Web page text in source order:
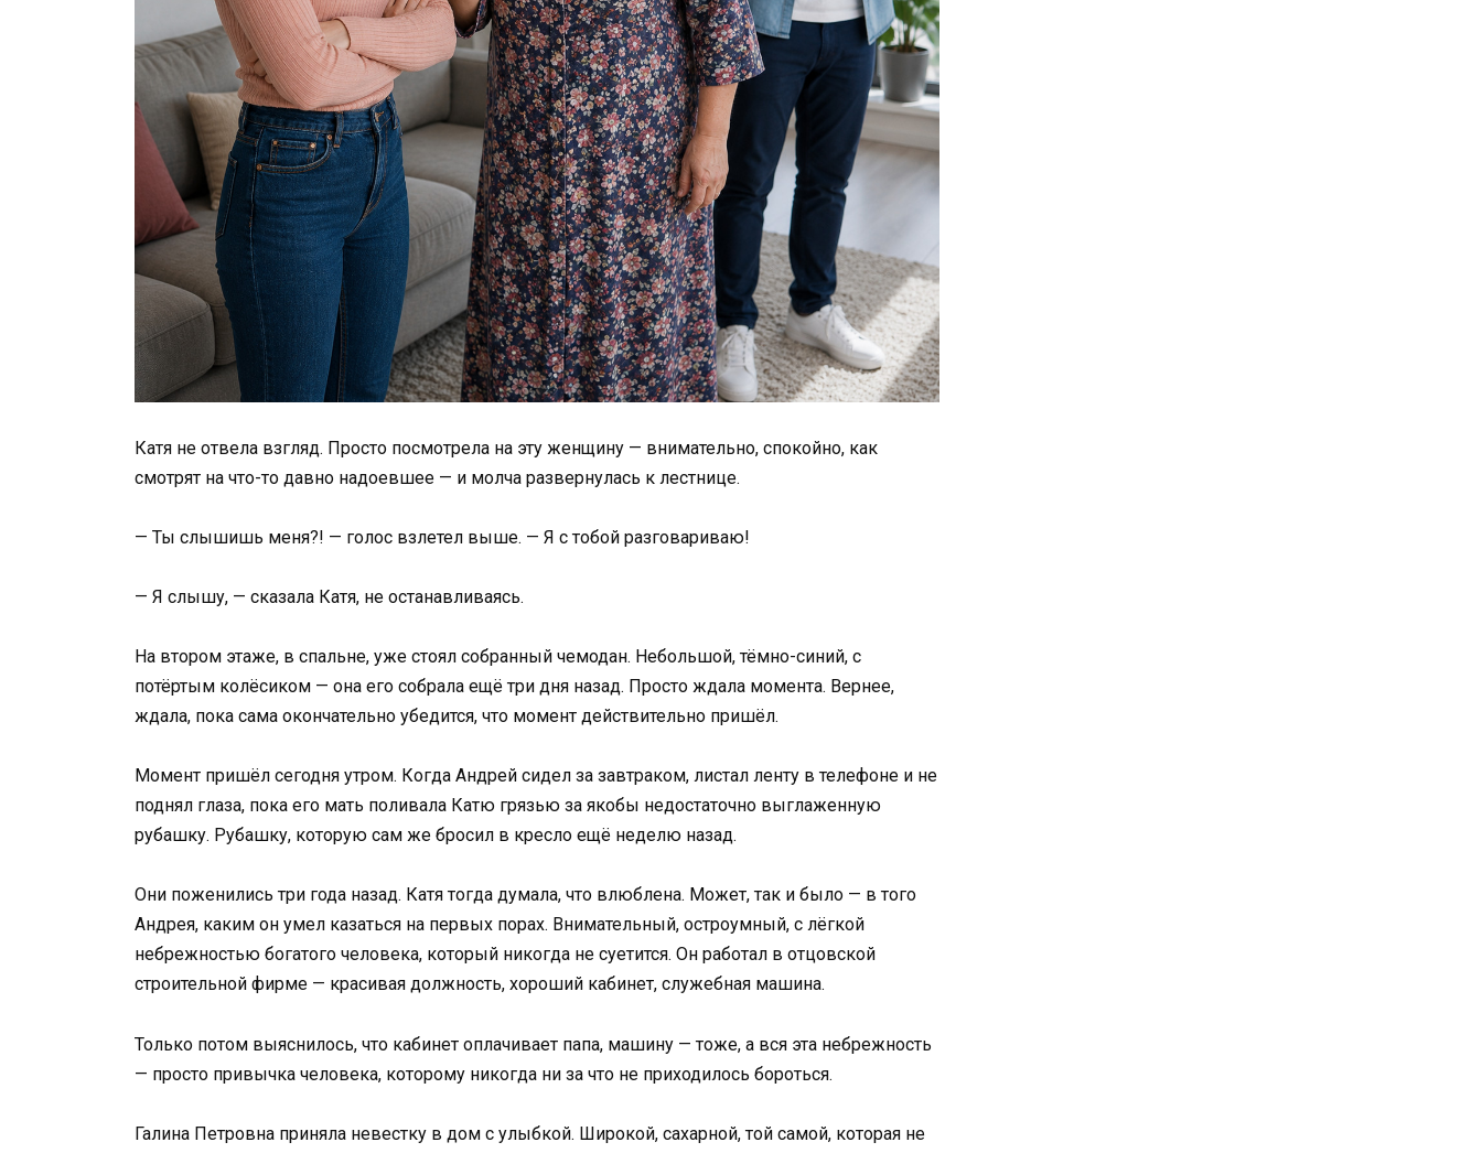
Катя не отвела взгляд. Просто посмотрела на эту женщину — внимательно, спокойно, как
смотрят на что-то давно надоевшее — и молча развернулась к лестнице.
— Ты слышишь меня?! — голос взлетел выше. — Я с тобой разговариваю!
— Я слышу, — сказала Катя, не останавливаясь.
На втором этаже, в спальне, уже стоял собранный чемодан. Небольшой, тёмно-синий, с
потёртым колёсиком — она его собрала ещё три дня назад. Просто ждала момента. Вернее,
ждала, пока сама окончательно убедится, что момент действительно пришёл.
Момент пришёл сегодня утром. Когда Андрей сидел за завтраком, листал ленту в телефоне и не
поднял глаза, пока его мать поливала Катю грязью за якобы недостаточно выглаженную
рубашку. Рубашку, которую сам же бросил в кресло ещё неделю назад.
Они поженились три года назад. Катя тогда думала, что влюблена. Может, так и было — в того
Андрея, каким он умел казаться на первых порах. Внимательный, остроумный, с лёгкой
небрежностью богатого человека, который никогда не суетится. Он работал в отцовской
строительной фирме — красивая должность, хороший кабинет, служебная машина.
Только потом выяснилось, что кабинет оплачивает папа, машину — тоже, а вся эта небрежность
— просто привычка человека, которому никогда ни за что не приходилось бороться.
Галина Петровна приняла невестку в дом с улыбкой. Широкой, сахарной, той самой, которая не